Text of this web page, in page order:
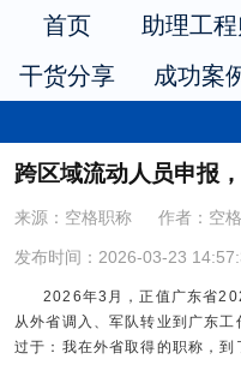
首页 助理工
干货分享
成功案
跨区域流动人员申报
来源：空格职称 作者：空
发布时间：2026-03-23
2026年3月，正值广东省
从外省调入、军队转业到广东
过于：我在外省取得的职称，